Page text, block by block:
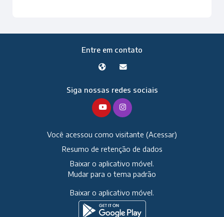
Entre em contato
Siga nossas redes sociais
Você acessou como visitante (Acessar)
Resumo de retenção de dados
Baixar o aplicativo móvel.
Mudar para o tema padrão
Baixar o aplicativo móvel.